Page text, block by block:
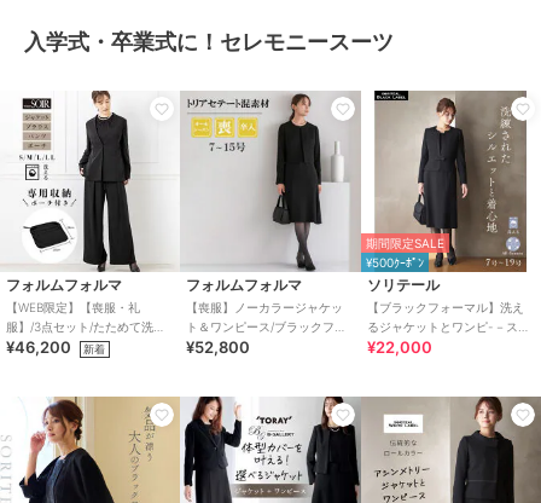
入学式・卒業式に！セレモニースーツ
フォルムフォルマ
【WEB限定】【喪服・礼
服】/3点セット/たためて洗え
るブラックフォーマル /卒業式/
¥46,200 新着
フォルムフォルマ
【喪服】ノーカラージャケッ
ト＆ワンピース/ブラックフォ
ーマル/セレモニー/オールシー
¥52,800
期間限定SALE
¥500ｸｰﾎﾟﾝ
ソリテール
【ブラックフォーマル】洗え
るジャケットとワンピ-－スの
アンサンブル/喪服/礼服/卒業
¥22,000